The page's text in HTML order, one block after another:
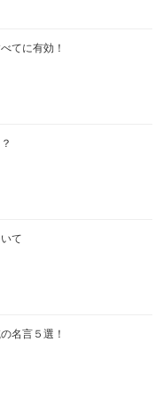
てに有効！
て
名言５選！